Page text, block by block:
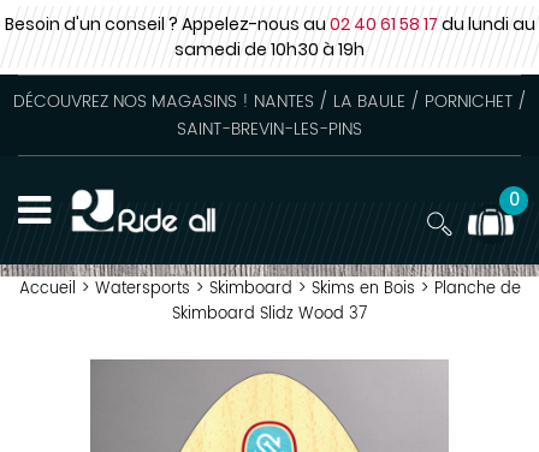
Besoin d'un conseil ? Appelez-nous au02 40 61 58 17du lundi au
samedide 10h30 à 19h
DÉCOUVREZ NOS MAGASINS ! NANTES / LA BAULE / PORNICHET /
SAINT-BREVIN-LES-PINS
0
Accueil > Watersports > Skimboard > Skims en Bois > Planche de
Skimboard Slidz Wood 37